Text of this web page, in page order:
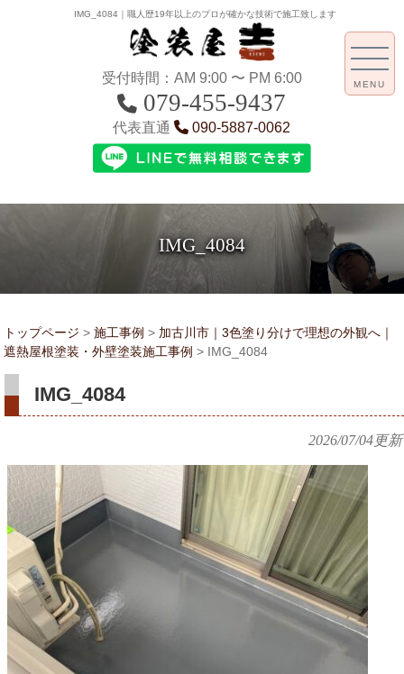
IMG_4084｜職人歴19年以上のプロが確かな技術で施工致します
受付時間：AM 9:00 〜 PM 6:00
079-455-9437
代表直通 090-5887-0062
IMG_4084
MENU
トップページ > 施工事例 > 加古川市｜3色塗り分けで理想の外観へ｜
遮熱屋根塗装・外壁塗装施工事例 > IMG_4084
IMG_4084
2026/07/04更新